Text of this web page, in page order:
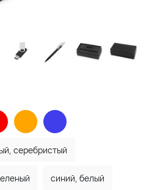
серебристый
синий, белый